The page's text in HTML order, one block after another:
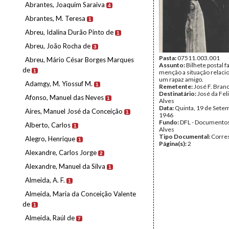
Abrantes, Joaquim Saraiva 4
Abrantes, M. Teresa 1
Abreu, Idalina Durão Pinto de 1
Abreu, João Rocha de 3
Abreu, Mário César Borges Marques
de 1
Adamgy, M. Yiossuf M. 1
Afonso, Manuel das Neves 1
Aires, Manuel José da Conceição 1
Alberto, Carlos 1
Alegro, Henrique 1
Alexandre, Carlos Jorge 2
Alexandre, Manuel da Silva 1
Almeida, A. F. 1
Almeida, Maria da Conceição Valente
de 1
Almeida, Raúl de 7
Pasta:07511.003.001
Assunto:Bilhete postal
menção a situação
um rapaz amigo.
Remetente:José F.
Destinatário:José da
Alves
Data: Quinta, 19 de
1946
Fundo:DFL -
Alves
Tipo Documental:
Página(s):2